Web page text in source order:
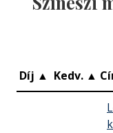
Díj ▲ Kedv. ▲